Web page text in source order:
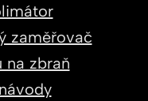
zaměřovač
na zbraň